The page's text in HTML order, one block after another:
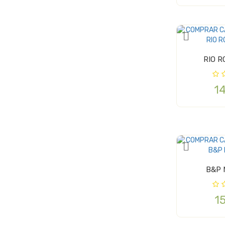
RIO
B&P